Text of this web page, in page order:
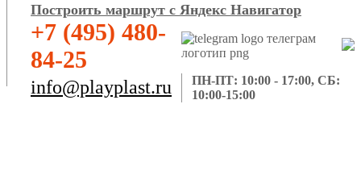
Построить маршрут с Яндекс Навигатор
+7 (495) 480-
84-25
info@playplast.ru
ПН-ПТ: 10:00 - 17:00, СБ:
10:00-15:00